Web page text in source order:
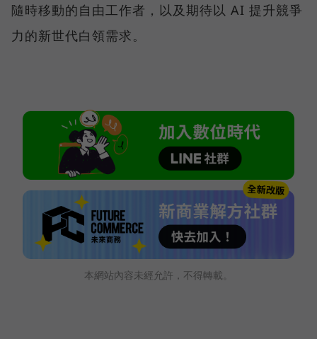
隨時移動的自由工作者，以及期待以 AI 提升競爭
力的新世代白領需求。
本網站內容未經允許，不得轉載。